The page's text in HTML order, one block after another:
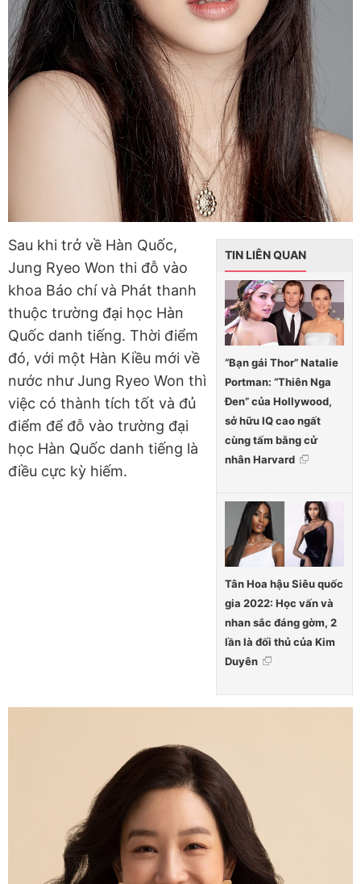
TIN LIÊN QUAN
“Bạn gái Thor” Natalie
Portman: “Thiên Nga
Đen” của Hollywood,
sở hữu IQ cao ngất
cùng tấm bằng cử
nhân Harvard
Tân Hoa hậu Siêu quốc
gia 2022: Học vấn và
nhan sắc đáng gờm, 2
lần là đối thủ của Kim
Duyên
Sau khi trở về Hàn Quốc,
Jung Ryeo Won thi đỗ vào
khoa Báo chí và Phát thanh
thuộc trường đại học Hàn
Quốc danh tiếng. Thời điểm
đó, với một Hàn Kiều mới về
nước như Jung Ryeo Won thì
việc có thành tích tốt và đủ
điểm để đỗ vào trường đại
học Hàn Quốc danh tiếng là
điều cực kỳ hiếm.